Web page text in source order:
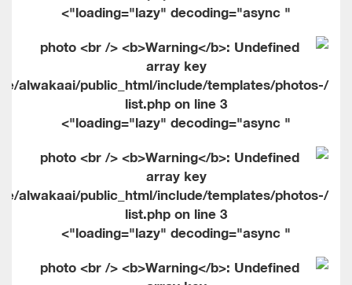
" loading="lazy" decoding="async">
alwakaai/public_html/include/templates/photos-
list.php on line3
" loading="lazy" decoding="async">
alwakaai/public_html/include/templates/photos-
list.php on line3
" loading="lazy" decoding="async">